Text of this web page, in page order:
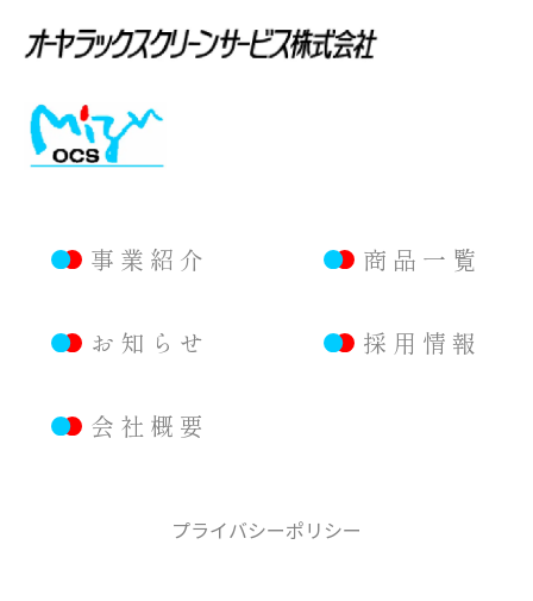
事業紹介 商品一覧
お知らせ 採用情報
会社概要
プライバシーポリシー